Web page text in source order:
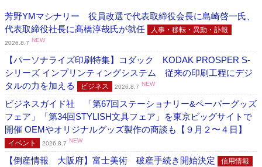
芳野YMマシナリー 役員改選で代表取締役会長に島崎啓一氏、
代表取締役社長に髙橋淳哉氏が就任
人事・移転・異動・訃報
2026.8.7 NEW
【パーソナライズ印刷特集】コダック KODAK PROSPER S-
シリーズ インプリンティングシステム 従来の印刷工程にデジ
タルの力を加える
ビジネス 2026.8.7 NEW
ビジネスガイド社 「第67回ステーショナリー&ペーパーグッズ
フェア」「第34回STYLISH文具フェア」を東京ビッグサイトで
開催 OEMやオリジナルグッズ製作の商談も【９月２〜４日】
イベント 2026.8.7 NEW
【倒産情報 大阪府】富士美術 破産手続き開始決定 信用情報